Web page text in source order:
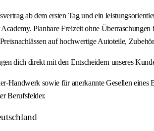
ab dem ersten Tag und ein
Planbare Freizeit ohne
auf hochwertige Autoteile,
dich direkt mit den Entscheidern unseres
sowie für anerkannte Gesellen eines
Berufsfelder.